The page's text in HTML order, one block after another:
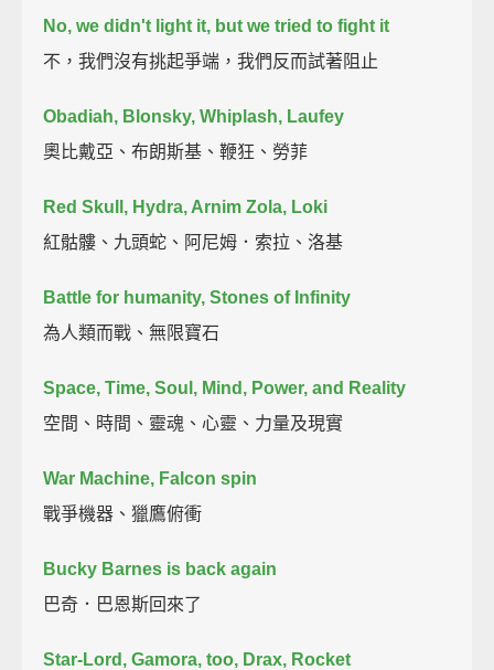
No, we didn't light it, but we tried to fight it
不，我們沒有挑起爭端，我們反而試著阻止
Obadiah, Blonsky, Whiplash, Laufey
奧比戴亞、布朗斯基、鞭狂、勞菲
Red Skull, Hydra, Arnim Zola, Loki
紅骷髏、九頭蛇、阿尼姆．索拉、洛基
Battle for humanity, Stones of Infinity
為人類而戰、無限寶石
Space, Time, Soul, Mind, Power, and Reality
空間、時間、靈魂、心靈、力量及現實
War Machine, Falcon spin
戰爭機器、獵鷹俯衝
Bucky Barnes is back again
巴奇．巴恩斯回來了
Star-Lord, Gamora, too, Drax, Rocket